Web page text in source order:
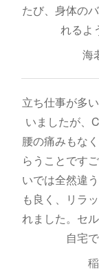
たび、身体の
れるよ
海
立ち仕事が多
いましたが、
腰の痛みもな
らうことです
いでは全然違
も良く、リラ
れました。セ
自宅